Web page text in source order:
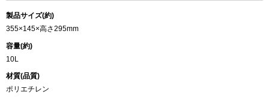
製品サイズ(約)
355×145×高さ295mm
容量(約)
10L
材質(品質)
ポリエチレン